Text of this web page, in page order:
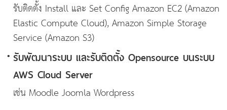
รับติดตั้ง Install และ Set Config Amazon EC2 (Amazon
Elastic Compute Cloud), Amazon Simple Storage
Service (Amazon S3)
• รับพัฒนาระบบ และรับติดตั้ง Opensource บนระบบ
AWS Cloud Server
เช่น Moodle Joomla Wordpress